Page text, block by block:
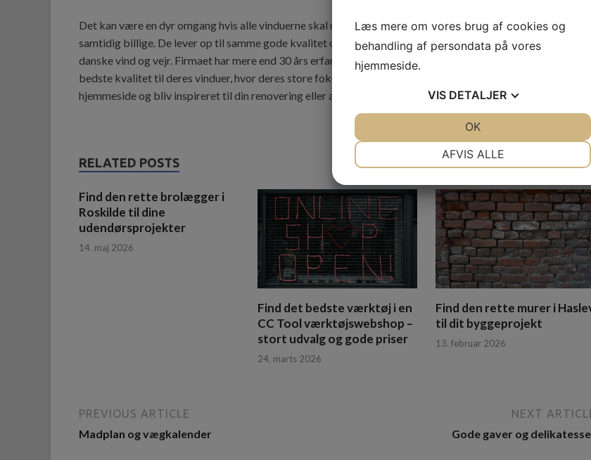
Det kan være en dyr omgang hvis alle vinduerne skal udskiftes. Disse plastvinduerer funktionelle, pæne og
samtidig billige. De lever op til samme gode kvalitet og er stadig produceret i Danmark, så de kan tåle det
danske vind og vejr. Firmaet har mere end 30 års erfaring med døre og vinduer, og har specialudviklet den
bedste kvalitet til deres vinduer, hvor deres store fokus er på billige plastvinduer. Læs mere på deres
hjemmeside og bliv inspireret til din renovering eller andet vinduesprojekt.
RELATED POSTS
Find den rette brolægger i
Roskilde til dine
udendørsprojekter
14. maj 2026
Find det bedste værktøj i en
CC Tool værktøjswebshop –
stort udvalg og gode priser
24. marts 2026
Find den rette murer i
til dit byggeprojekt
13. februar 2026
PREVIOUS ARTICLE
Madplan og vægkalender
NEXT
Gode gaver og
Læs mere om vores brug af cookies og
behandling af persondata på vores
hjemmeside.
VIS DETALJER
MARKETING STATISTIK
AFVIS ALLE
OK